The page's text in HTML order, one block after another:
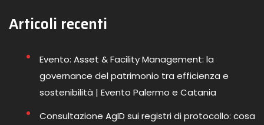
Articoli recenti
Evento: Asset & Facility Management: la
governance del patrimonio tra efficienza e
sostenibilità | Evento Palermo e Catania
Consultazione AgID sui registri di protocollo: cosa